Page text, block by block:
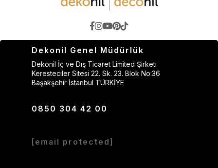
Dekonil Genel Müdürlük
Dekonil İç ve Dış Ticaret Limited Şirketi
Keresteciler Sitesi 22. Sk. 23. Blok No:36
Başakşehir İstanbul TÜRKİYE
0850 304 42 00
[email protected]